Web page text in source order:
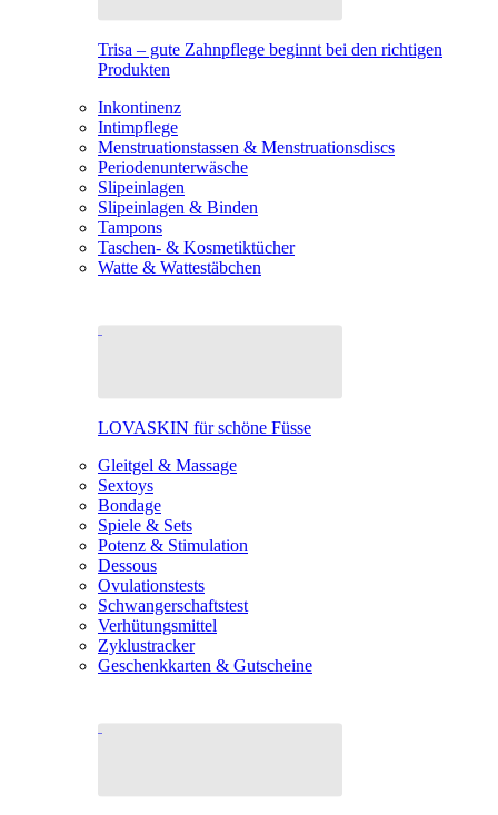
Trisa – gute Zahnpflege beginnt bei den richtigen
Produkten
Inkontinenz
Intimpflege
Menstruationstassen & Menstruationsdiscs
Periodenunterwäsche
Slipeinlagen
Slipeinlagen & Binden
Tampons
Taschen- & Kosmetiktücher
Watte & Wattestäbchen
LOVASKIN für schöne Füsse
Gleitgel & Massage
Sextoys
Bondage
Spiele & Sets
Potenz & Stimulation
Dessous
Ovulationstests
Schwangerschaftstest
Verhütungsmittel
Zyklustracker
Geschenkkarten & Gutscheine